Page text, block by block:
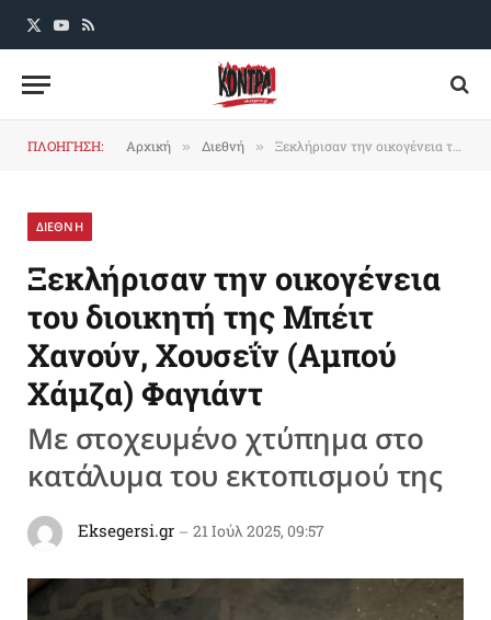
X
YouTube
RSS
ΠΛΟΗΓΗΣΗ: Αρχική » Διεθνή » Ξεκλήρισαν την οικογένεια του διοικητή της Μπέιτ Χανούν, Χουσεΐν (Αμπού Χάμζα) Φαγιάντ
ΔΙΕΘΝΗ
Ξεκλήρισαν την οικογένεια
του διοικητή της Μπέιτ
Χανούν, Χουσεΐν (Αμπού
Χάμζα) Φαγιάντ
Με στοχευμένο χτύπημα στο
κατάλυμα του εκτοπισμού της
Eksegersi.gr 21 Ιούλ 2025, 09:57